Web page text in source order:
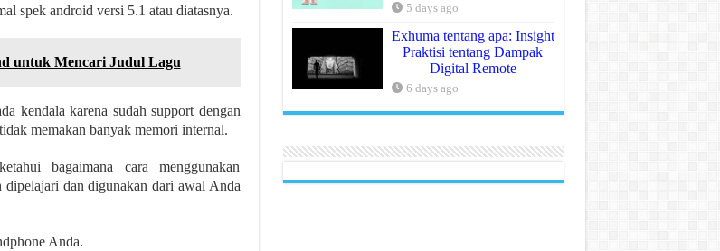
spek android versi 5.1 atau diatasnya.
untuk Mencari Judul Lagu
kendala karena sudah support dengan
memakan banyak memori internal.
bagaimana cara menggunakan
dan digunakan dari awal Anda
Anda.
5 days ago
Exhuma tentang apa: Insight
Praktisi tentang Dampak
Digital Remote
6 days ago